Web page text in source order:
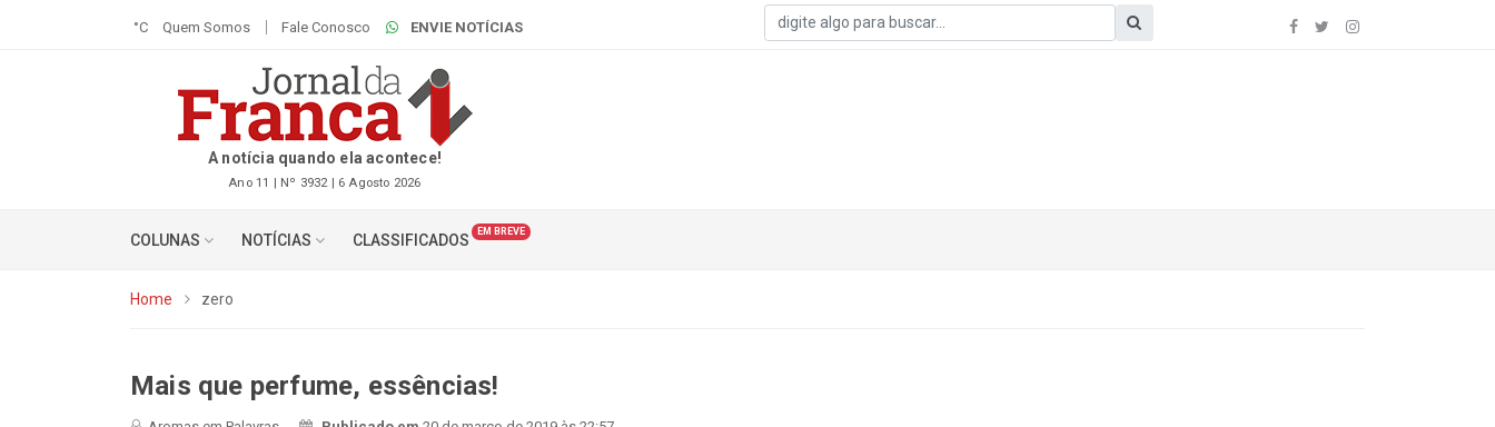
°C Quem Somos Fale Conosco ENVIE NOTÍCIAS
A notícia quando ela acontece!
Ano 11 | Nº 3932 | 6 Agosto 2026
COLUNAS NOTÍCIAS CLASSIFICADOS EM BREVE
Home zero
Mais que perfume, essências!